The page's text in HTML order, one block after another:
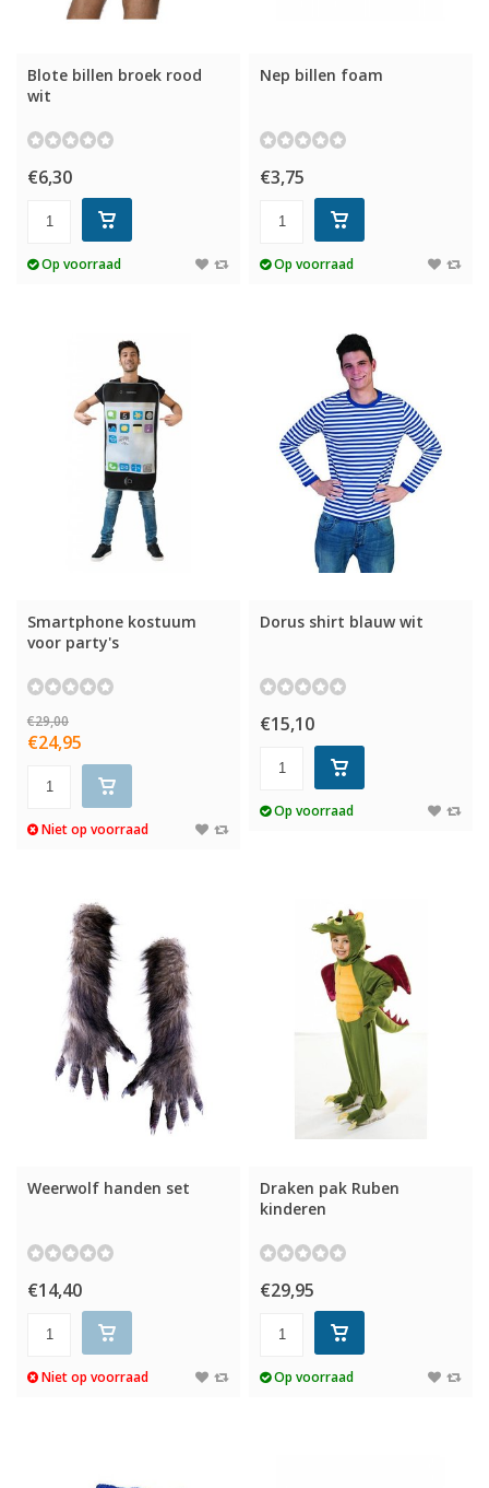
Blote billen broek rood
wit
€6,30
Op voorraad
Nep billen foam
€3,75
Op voorraad
Smartphone kostuum
voor party's
€29,00
€24,95
Niet op voorraad
Dorus shirt blauw wit
€15,10
Op voorraad
Weerwolf handen set
€14,40
Niet op voorraad
Draken pak Ruben
kinderen
€29,95
Op voorraad